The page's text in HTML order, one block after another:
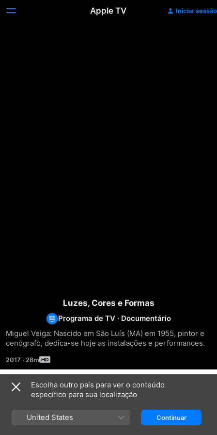
Apple TV Iniciar sessão
Luzes, Cores e Formas
Programa de TV · Documentário
Miguel Veiga: Nascido em São Luís (MA) em 1955, pintor e
cenógrafo, dedica-se hoje as instalações e performances.
2017 · 28m
Temporada 1
Escolha outro país para ver o conteúdo
específico para sua localização
United States Continuar